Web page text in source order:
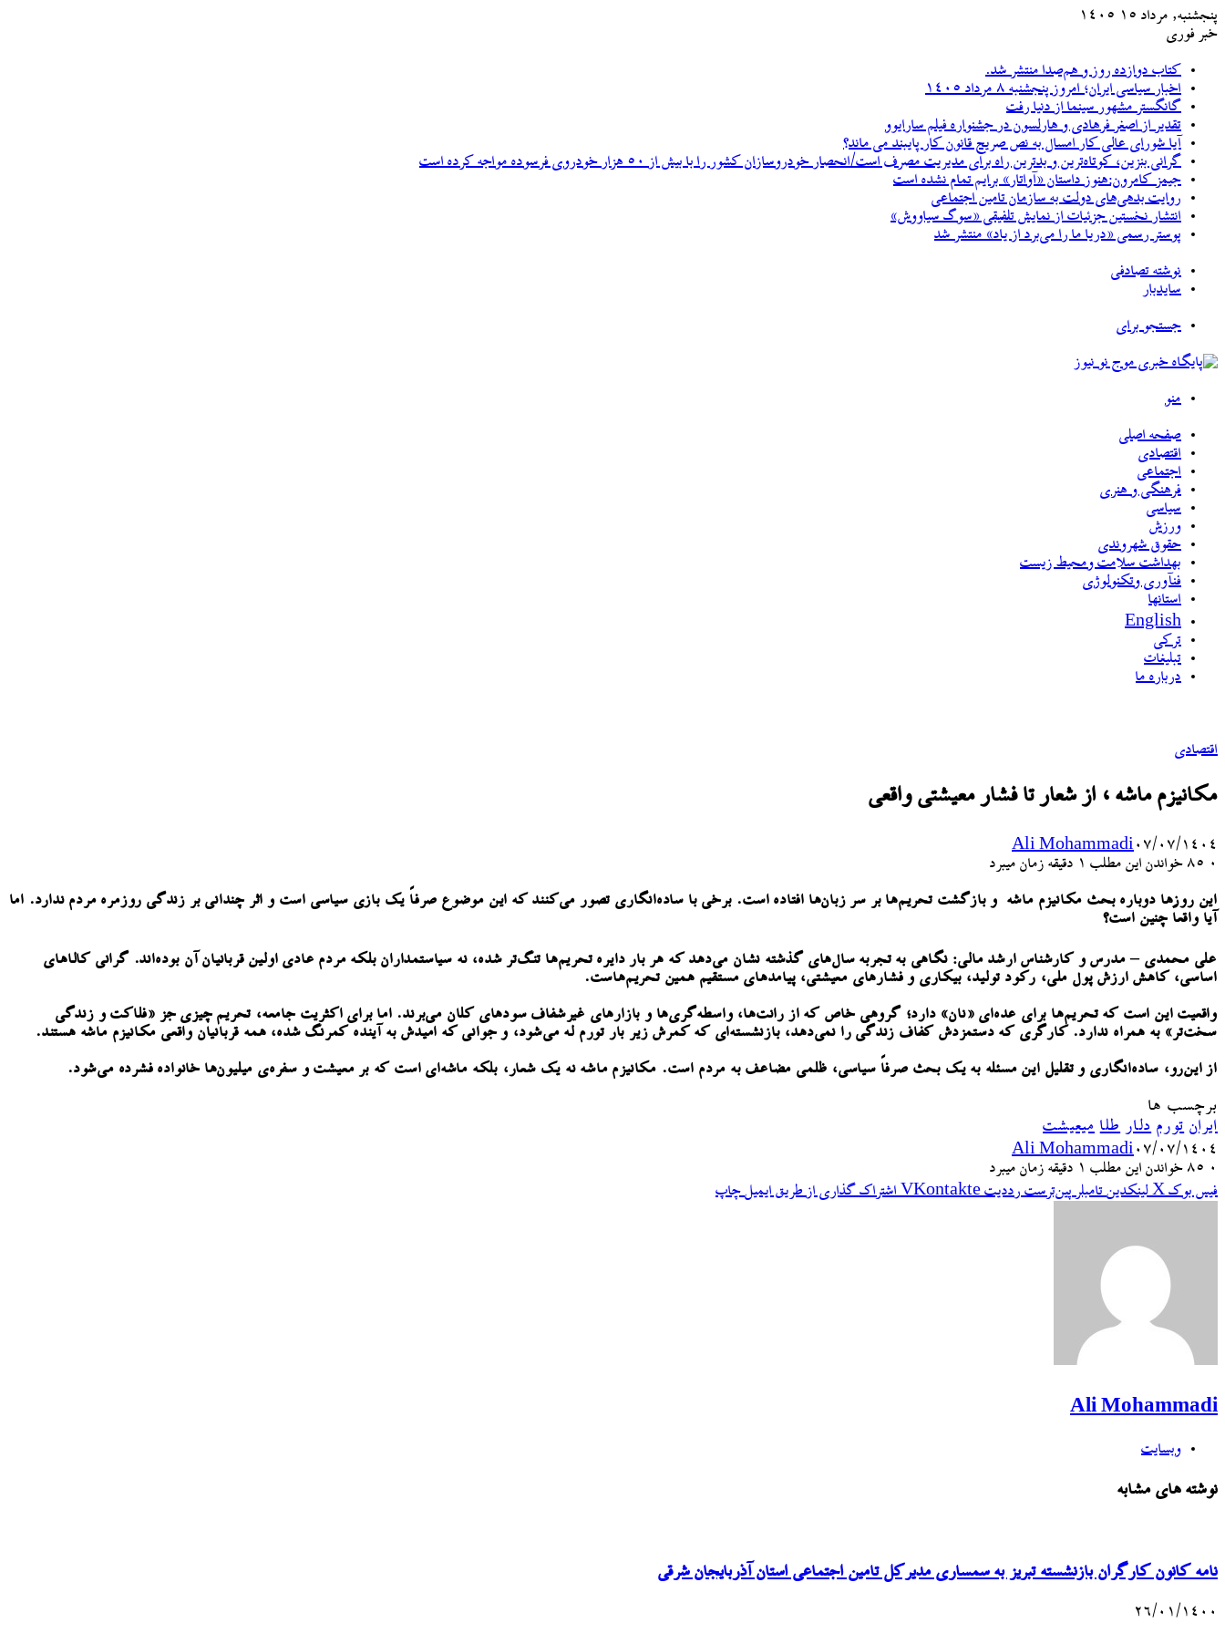
پنجشنبه, مرداد ۱۵ ۱۴۰۵
خبر فوری
کتاب دوازده روز و هم‌صدا منتشر شد.
اخبار سیاسی ایران؛ امروز پنجشنبه ۸ مرداد ۱۴۰۵
گانگستر مشهور سینما از دنیا رفت
تقدیر از اصغر فرهادی و هارلسون در جشنواره فیلم سارایوو
آیا شورای عالی کار امسال به نص صریح قانون کار پایبند می ماند؟
گرانی بنزین، کوتاه‌ترین و بدترین راه برای مدیریت مصرف است/انحصار خودروسازان کشور را با بیش از ۵۰ هزار خودروی فرسوده مواجه کرده است
جیمز کامرون:هنوز داستان «آواتار» برایم تمام نشده است
روایت بدهی‌های دولت به سازمان تامین اجتماعی
انتشار نخستین جزئیات از نمایش تلفیقی «سوگ سیاووش»
پوستر رسمی «دریا ما را می‌برد از یاد» منتشر شد
نوشته تصادفی
سایدبار
جستجو برای
منو
صفحه اصلی
اقتصادی
اجتماعی
فرهنگی و هنری
سیاسی
ورزش
حقوق شهروندی
بهداشت سلامت ومحیط زیست
فنآوری وتکنولوژی
استانها
English
ترکی
تبلیغات
درباره ما
اقتصادی
مکانیزم ماشه ، از شعار تا فشار معیشتی واقعی
Ali Mohammadi۰۷/۰۷/۱۴۰۴
۰
خواندن این مطلب 1 دقیقه زمان میبرد
این روزها دوباره بحث مکانیزم ماشه و بازگشت تحریم‌ها بر سر زبان‌ها افتاده است. برخی با ساده‌انگاری تصور می‌کنند که این موضوع صرفاً یک بازی سیاسی است و اثر چندانی بر زندگی روزمره مردم ندارد. اما
آیا واقعاً چنین است؟
علی محمدی – مدرس و کارشناس ارشد مالی: نگاهی به تجربه سال‌های گذشته نشان می‌دهد که هر بار دایره تحریم‌ها تنگ‌تر شده، نه سیاستمداران بلکه مردم عادی اولین قربانیان آن بوده‌اند. گرانی کالاهای
اساسی، کاهش ارزش پول ملی، رکود تولید، بیکاری و فشارهای معیشتی، پیامدهای مستقیم همین تحریم‌هاست.
واقعیت این است که تحریم‌ها برای عده‌ای «نان» دارد؛ گروهی خاص که از رانت‌ها، واسطه‌گری‌ها و بازارهای غیرشفاف سودهای کلان می‌برند. اما برای اکثریت جامعه، تحریم چیزی جز «فلاکت و زندگی
سخت‌تر» به همراه ندارد. کارگری که دستمزدش کفاف زندگی را نمی‌دهد، بازنشسته‌ای که کمرش زیر بار تورم له می‌شود، و جوانی که امیدش به آینده کمرنگ شده، همه قربانیان واقعی مکانیزم ماشه هستند.
از این‌رو، ساده‌انگاری و تقلیل این مسئله به یک بحث صرفاً سیاسی، ظلمی مضاعف به مردم است. مکانیزم ماشه نه یک شعار، بلکه ماشه‌ای است که بر معیشت و سفره‌ی میلیون‌ها خانواده فشرده می‌شود.
برچسب ها
ایران تورم دلار طلا میعیشت
Ali Mohammadi۰۷/۰۷/۱۴۰۴
۰
خواندن این مطلب 1 دقیقه زمان میبرد
فیس بوک X لینکدین ‫تامبلر ‫پین‌ترست ‫رددیت ‫VKontakte اشتراک گذاری از طریق ایمیل چاپ
Ali Mohammadi
وبسایت
نوشته های مشابه
نامه کانون کارگران بازنشسته تبریز به سمساری مدیرکل تامین اجتماعی استان آذربایجان شرقی
۲۶/۰۱/۱۴۰۰